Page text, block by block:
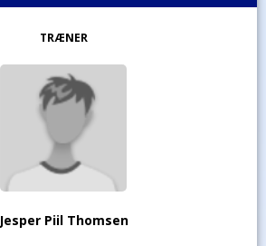
TRÆNER
Jesper Piil Thomsen